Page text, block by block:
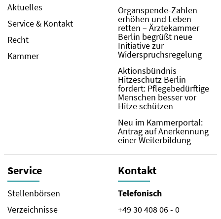
Aktuelles
Service & Kontakt
Recht
Kammer
Organspende-Zahlen
erhöhen und Leben
retten – Ärztekammer
Berlin begrüßt neue
Initiative zur
Widerspruchsregelung
Aktionsbündnis
Hitzeschutz Berlin
fordert: Pflegebedürftige
Menschen besser vor
Hitze schützen
Neu im Kammerportal:
Antrag auf Anerkennung
einer Weiterbildung
Service
Stellenbörsen
Verzeichnisse
Kontakt
Telefonisch
+49 30 408 06 - 0